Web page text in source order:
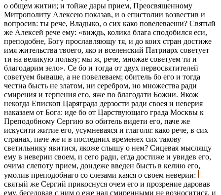
о общем житии; и тойже дары прием, Преосвященному
Митрополиту Алексею показав, и о епистолии возвестив и
вопросив: ты рече, Владыко, о сих како повелеваеши? Святый
же Алексей рече ему: «виждь, колика блага сподобился еси,
преподобне, Богу прославляющу тя, и до коих стран достиже
имя жительства твоего, яко и вселенский Патриарх советует
ти на великую пользу; мы ж, рече, множае советуем ти и
благодарим зело». Се бо и тогда от двух первосвятителей
советуем бываше, а не повелеваем; обитель бо его и тогда
честна бысть не златом, ни серебром, но множества ради
смирения и терпения его, яже по благодати Божии. Якож
некогда Епископ Царяграда дерзости ради своея и неверия
наказаем от Бога: иде бо от Царствующаго града Москвы к
Преподобному Сергию во обитель видети его, паче же
искусити житие его, усумневаяся и глаголя: како рече, в сих
странах, паче же и в последних временех сих такову
светильнику явитися, якоже слышу о нем? Сицевая мыслящу
ему в неверии своем, и сего ради, егда достиже и увидев его,
очима слепоту прием, дондеже введен бысть в келию его,
умолив преподобнаго со слезами каяся о своем неверии:
святый же Сергий прикоснуся очем его и прозрение даровав
ему, беседовав с ним о еже над смиренными не возноситися, и